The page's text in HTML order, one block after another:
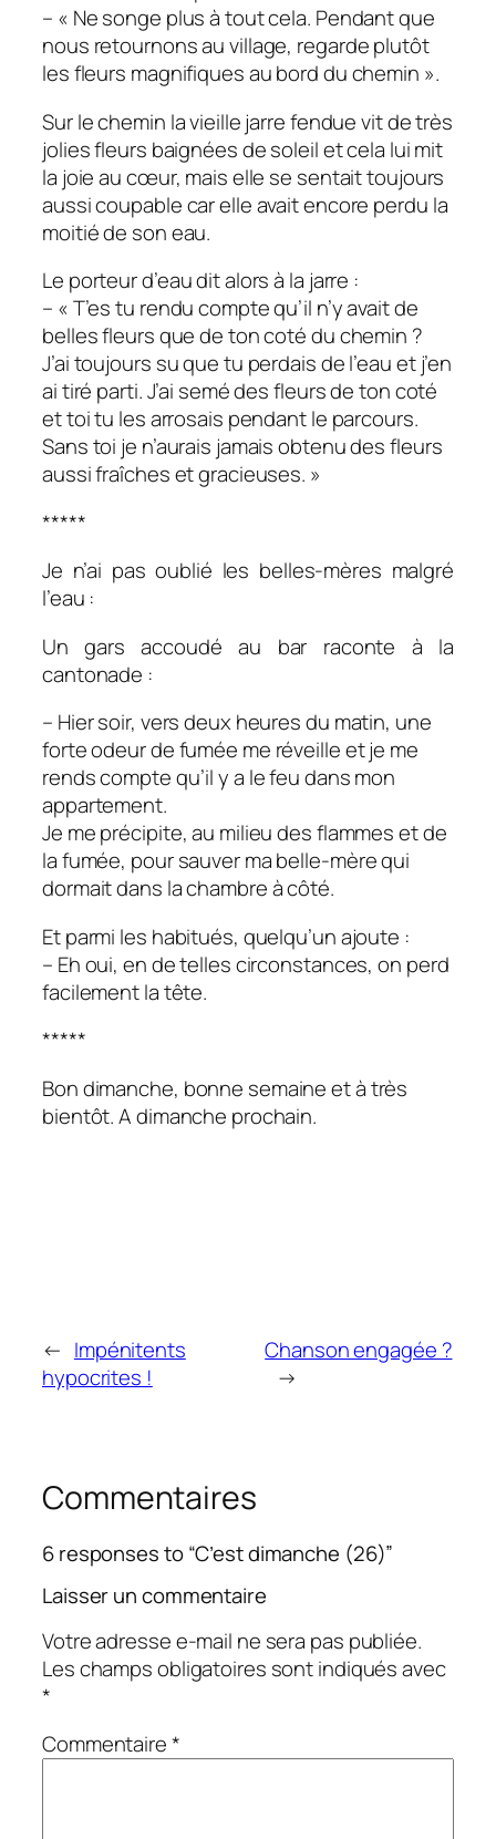
– « Ne songe plus à tout cela. Pendant que
nous retournons au village, regarde plutôt
les fleurs magnifiques au bord du chemin ».
Sur le chemin la vieille jarre fendue vit de très
jolies fleurs baignées de soleil et cela lui mit
la joie au cœur, mais elle se sentait toujours
aussi coupable car elle avait encore perdu la
moitié de son eau.
Le porteur d’eau dit alors à la jarre :
– « T’es tu rendu compte qu’il n’y avait de
belles fleurs que de ton coté du chemin ?
J’ai toujours su que tu perdais de l’eau et j’en
ai tiré parti. J’ai semé des fleurs de ton coté
et toi tu les arrosais pendant le parcours.
Sans toi je n’aurais jamais obtenu des fleurs
aussi fraîches et gracieuses. »
*****
Je n’ai pas oublié les belles-mères malgré
l’eau :
Un gars accoudé au bar raconte à la
cantonade :
– Hier soir, vers deux heures du matin, une
forte odeur de fumée me réveille et je me
rends compte qu’il y a le feu dans mon
appartement.
Je me précipite, au milieu des flammes et de
la fumée, pour sauver ma belle-mère qui
dormait dans la chambre à côté.
Et parmi les habitués, quelqu’un ajoute :
– Eh oui, en de telles circonstances, on perd
facilement la tête.
*****
Bon dimanche, bonne semaine et à très
bientôt. A dimanche prochain.
← Impénitents
hypocrites !
Chanson engagée ?
→
Commentaires
6 responses to “C’est dimanche (26)”
Laisser un commentaire
Votre adresse e-mail ne sera pas publiée.
Les champs obligatoires sont indiqués avec
*
Commentaire*